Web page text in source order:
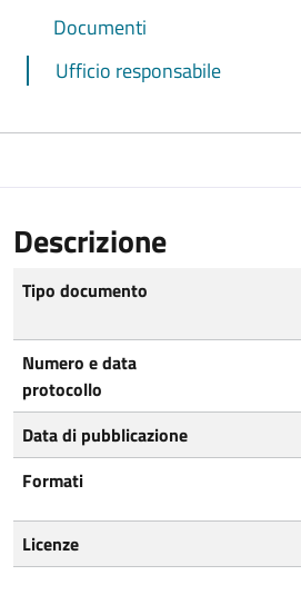
Documenti
Ufficio responsabile
Descrizione
Tipo documento
Numero e data
protocollo
Data di pubblicazione
Formati
Licenze